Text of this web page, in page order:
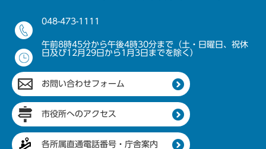
048-473-1111
午前8時45分から午後4時30分まで（土・日曜日、祝休
日及び12月29日から1月3日までを除く）
お問い合わせフォーム
市役所へのアクセス
各所属直通電話番号・庁舎案内